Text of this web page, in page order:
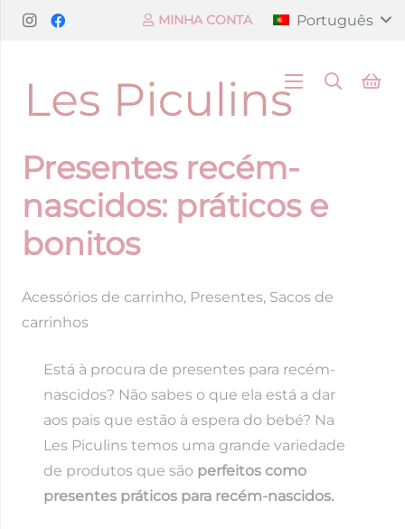
MINHA CONTA Português
Presentes recém-
nascidos: práticos e
bonitos
Acessórios de carrinho, Presentes, Sacos de
carrinhos
Está à procura de presentes para recém-
nascidos? Não sabes o que ela está a dar
aos pais que estão à espera do bebé? Na
Les Piculins temos uma grande variedade
de produtos que são perfeitos como
presentes práticos para recém-nascidos.